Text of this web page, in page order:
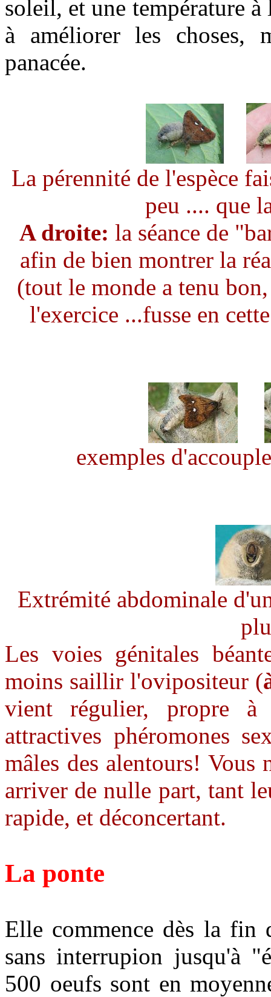
soleil, et une température
à améliorer les choses,
panacée.
La pérennité de l'espèce
peu .... que
A droite: la séance de
afin de bien montrer la
(tout le monde a tenu
l'exercice ...fusse en
exemples
Extrémité abdominale
Les voies génitales
moins saillir l'ovipositeur (
vient régulier,
propre à
attractives phéromones
mâles des alentours! Vous
arriver de nulle part, tant
rapide, et déconcertant.
La ponte
Elle commence dès la fin
sans interrupion jusqu'à
500 oeufs sont en